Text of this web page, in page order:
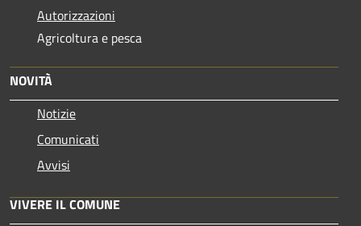
Autorizzazioni
Agricoltura e pesca
NOVITÀ
Notizie
Comunicati
Avvisi
VIVERE IL COMUNE